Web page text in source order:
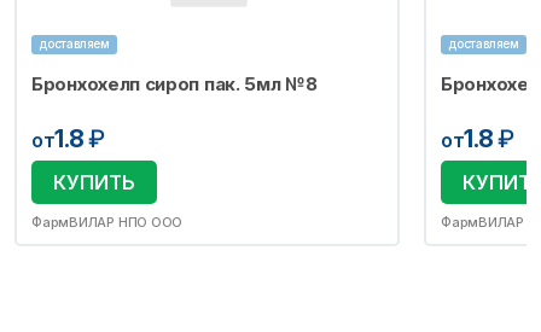
доставляем
Бронхохелп сироп пак. 5мл №8
от1.8₽
КУПИТЬ
ФармВИЛАР НПО ООО
доставляем
от1.8₽
ФармВИЛАР